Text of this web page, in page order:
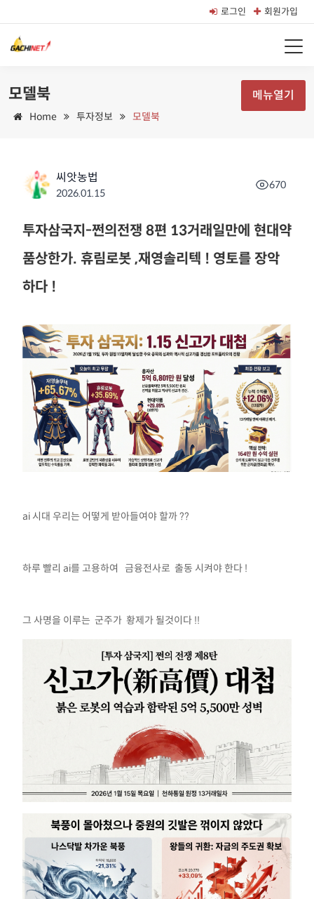
로그인 회원가입
모델북 메뉴열기
Home 투자정보 모델북
씨앗농법
2026.01.15
670
투자삼국지-쩐의전쟁 8편 13거래일만에 현대약
품상한가. 휴림로봇 ,재영솔리텍 ! 영토를 장악
하다 !
ai 시대 우리는 어떻게 받아들여야 할까 ??
하루 빨리 ai를 고용하여 금융전사로 출동 시켜야 한다 !
그 사명을 이루는 군주가 황제가 될것이다 !!